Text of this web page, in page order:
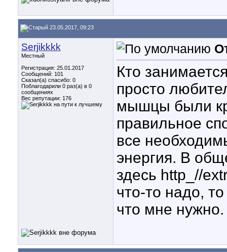
23.05.2017, 09:23
Serjikkkk
Местный
Регистрация: 25.01.2017
Сообщений: 101
Сказал(а) спасибо: 0
Поблагодарили 0 раз(а) в 0
сообщениях
Вес репутации: 176
Кто
просто
мышцы были
правильное
все
энергия. В
здесь http_//
что-то надо,
что мне нужно.